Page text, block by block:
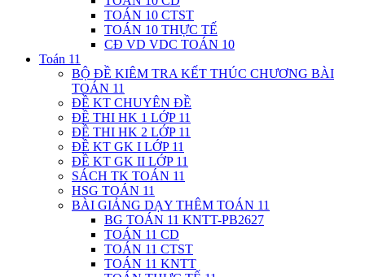
TOÁN 10 CTST
TOÁN 10 THỰC TẾ
CĐ VD VDC TOÁN 10
Toán 11
BỘ ĐỀ KIÊM TRA KẾT THÚC CHƯƠNG BÀI
TOÁN 11
ĐỀ KT CHUYÊN ĐỀ
ĐỀ THI HK 1 LỚP 11
ĐỀ THI HK 2 LỚP 11
ĐỀ KT GK I LỚP 11
ĐỀ KT GK II LỚP 11
SÁCH TK TOÁN 11
HSG TOÁN 11
BÀI GIẢNG DẠY THÊM TOÁN 11
BG TOÁN 11 KNTT-PB2627
TOÁN 11 CD
TOÁN 11 CTST
TOÁN 11 KNTT